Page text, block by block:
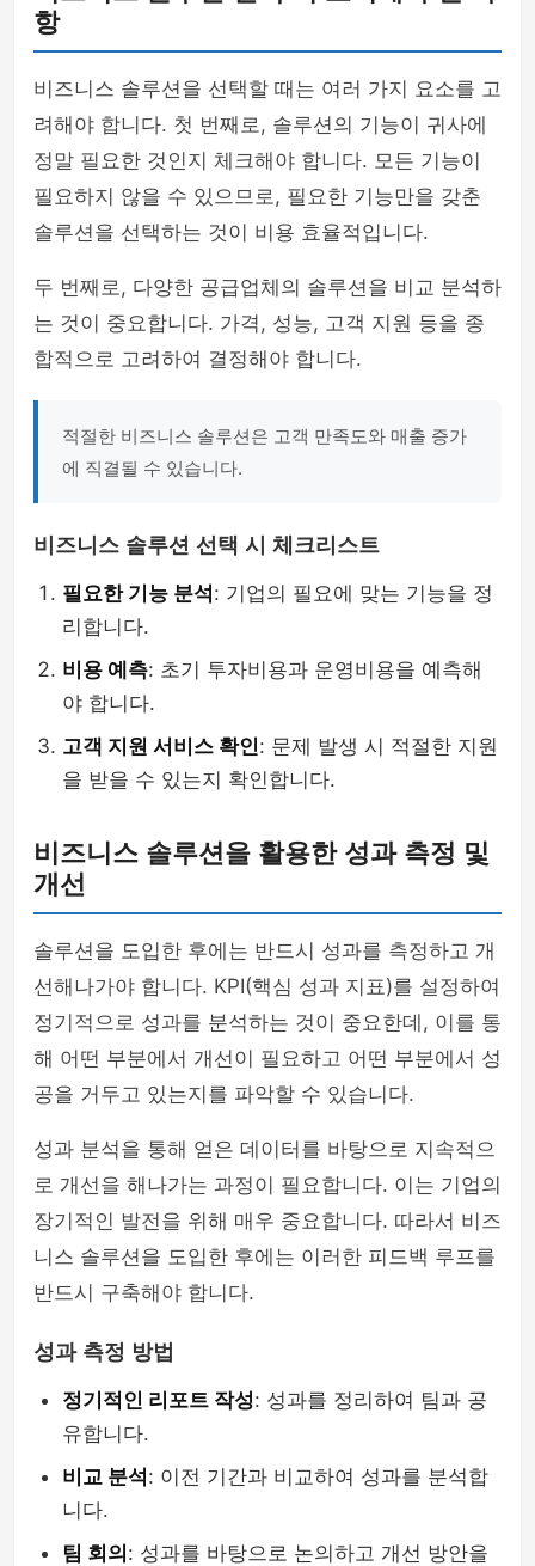
항
비즈니스 솔루션을 선택할 때는 여러 가지 요소를 고
려해야 합니다. 첫 번째로, 솔루션의 기능이 귀사에
정말 필요한 것인지 체크해야 합니다. 모든 기능이
필요하지 않을 수 있으므로, 필요한 기능만을 갖춘
솔루션을 선택하는 것이 비용 효율적입니다.
두 번째로, 다양한 공급업체의 솔루션을 비교 분석하
는 것이 중요합니다. 가격, 성능, 고객 지원 등을 종
합적으로 고려하여 결정해야 합니다.
적절한 비즈니스 솔루션은 고객 만족도와 매출 증가
에 직결될 수 있습니다.
비즈니스 솔루션 선택 시 체크리스트
필요한 기능 분석: 기업의 필요에 맞는 기능을 정
리합니다.
비용 예측: 초기 투자비용과 운영비용을 예측해
야 합니다.
고객 지원 서비스 확인: 문제 발생 시 적절한 지원
을 받을 수 있는지 확인합니다.
비즈니스 솔루션을 활용한 성과 측정 및
개선
솔루션을 도입한 후에는 반드시 성과를 측정하고 개
선해나가야 합니다. KPI(핵심 성과 지표)를 설정하여
정기적으로 성과를 분석하는 것이 중요한데, 이를 통
해 어떤 부분에서 개선이 필요하고 어떤 부분에서 성
공을 거두고 있는지를 파악할 수 있습니다.
성과 분석을 통해 얻은 데이터를 바탕으로 지속적으
로 개선을 해나가는 과정이 필요합니다. 이는 기업의
장기적인 발전을 위해 매우 중요합니다. 따라서 비즈
니스 솔루션을 도입한 후에는 이러한 피드백 루프를
반드시 구축해야 합니다.
성과 측정 방법
정기적인 리포트 작성: 성과를 정리하여 팀과 공
유합니다.
비교 분석: 이전 기간과 비교하여 성과를 분석합
니다.
팀 회의 : 성과를 바탕으로 논의하고 개선 방안을